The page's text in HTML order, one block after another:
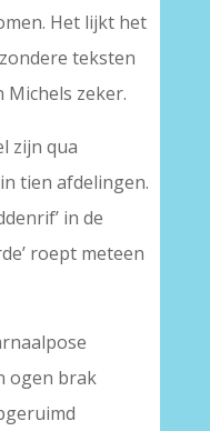
Het lijkt het
teksten
zeker.
zijn qua
tien afdelingen.
in de
roept meteen
ogen brak